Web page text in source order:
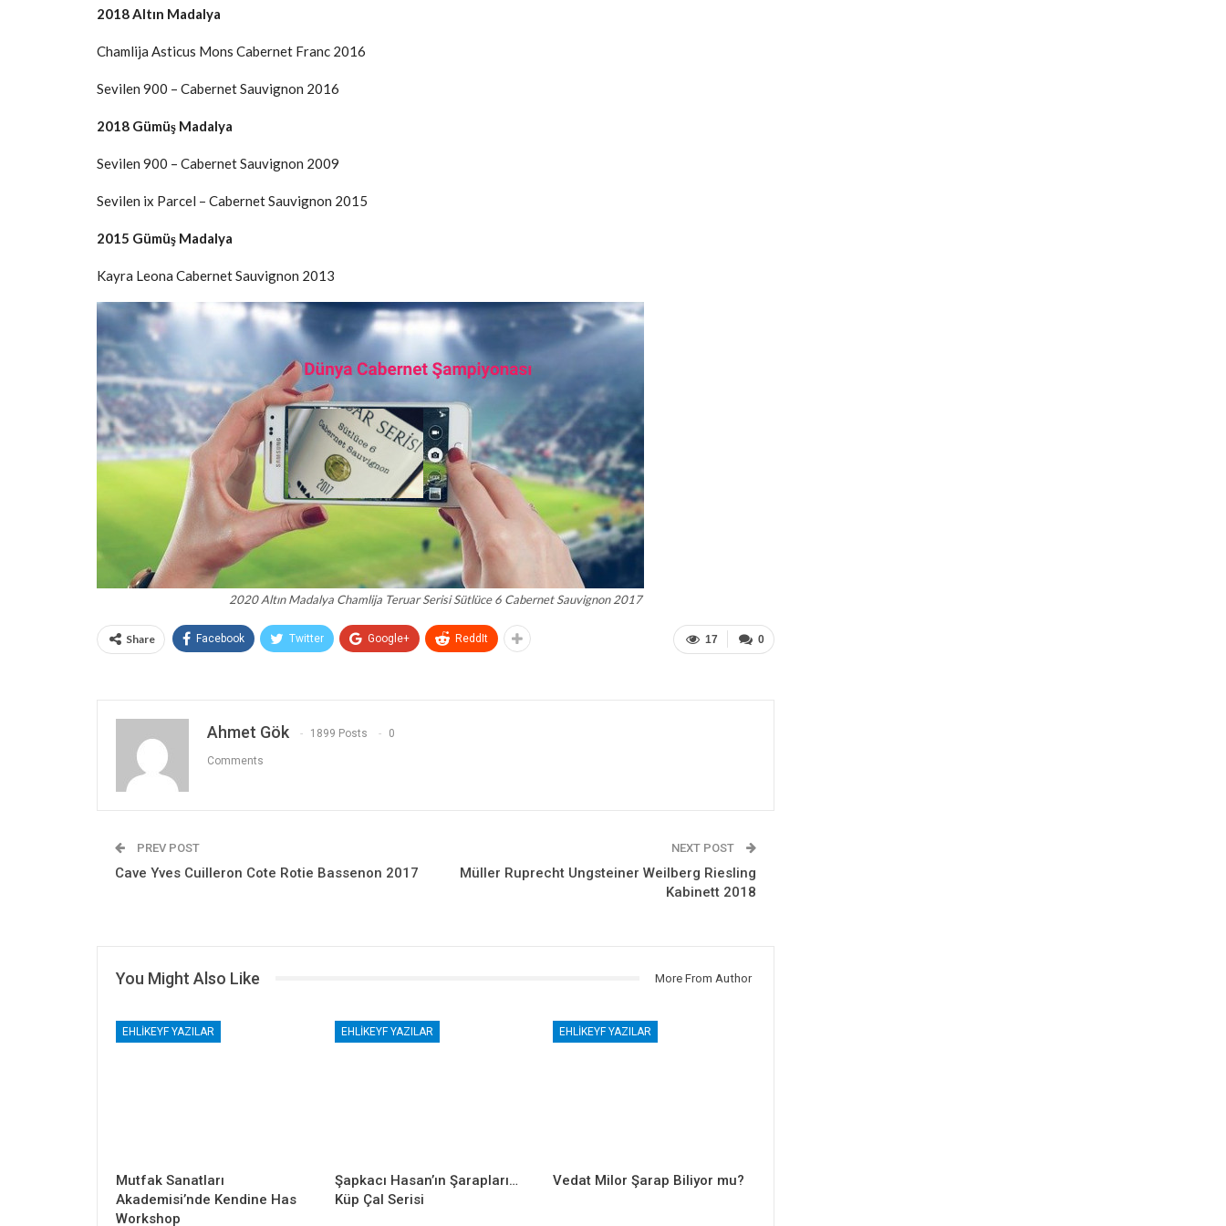
2018 Altın Madalya
Chamlija Asticus Mons Cabernet Franc 2016
Sevilen 900 – Cabernet Sauvignon 2016
2018 Gümüş Madalya
Sevilen 900 – Cabernet Sauvignon 2009
Sevilen ix Parcel – Cabernet Sauvignon 2015
2015 Gümüş Madalya
Kayra Leona Cabernet Sauvignon 2013
2020 Altın Madalya Chamlija Teruar Serisi Sütlüce 6 Cabernet Sauvignon 2017
0
17
Share Facebook Twitter Google+ ReddIt
Ahmet Gök 1899 Posts 0
Comments
PREV POST
Cave Yves Cuilleron Cote Rotie Bassenon 2017
NEXT POST
Müller Ruprecht Ungsteiner Weilberg Riesling
Kabinett 2018
You Might Also Like More From Author
EHLIKEYF YAZILAR
Mutfak Sanatları
Akademisi’nde Kendine Has
Workshop
EHLIKEYF YAZILAR
Şapkacı Hasan’ın Şarapları…
Küp Çal Serisi
EHLIKEYF YAZILAR
Vedat Milor Şarap Biliyor mu?